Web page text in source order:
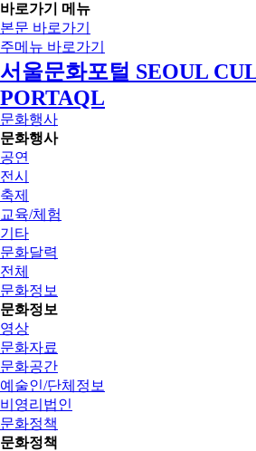
바로가기 메뉴
본문 바로가기
주메뉴 바로가기
서울문화포털 SEOUL
PORTAQL
문화행사
문화행사
공연
전시
축제
교육/체험
기타
문화달력
전체
문화정보
문화정보
영상
문화자료
문화공간
예술인/단체정보
비영리법인
문화정책
문화정책